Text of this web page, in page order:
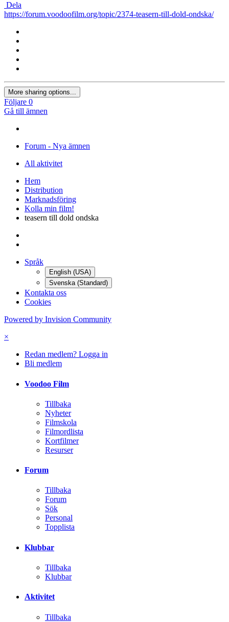
Dela
https://forum.voodoofilm.org/topic/2374-teasern-till-dold-ondska/
More sharing options...
Följare 0
Gå till ämnen
Forum - Nya ämnen
All aktivitet
Hem
Distribution
Marknadsföring
Kolla min film!
teasern till dold ondska
Språk
English (USA)
Svenska (Standard)
Kontakta oss
Cookies
Powered by Invision Community
×
Redan medlem? Logga in
Bli medlem
Voodoo Film
Tillbaka
Nyheter
Filmskola
Filmordlista
Kortfilmer
Resurser
Forum
Tillbaka
Forum
Sök
Personal
Topplista
Klubbar
Tillbaka
Klubbar
Aktivitet
Tillbaka